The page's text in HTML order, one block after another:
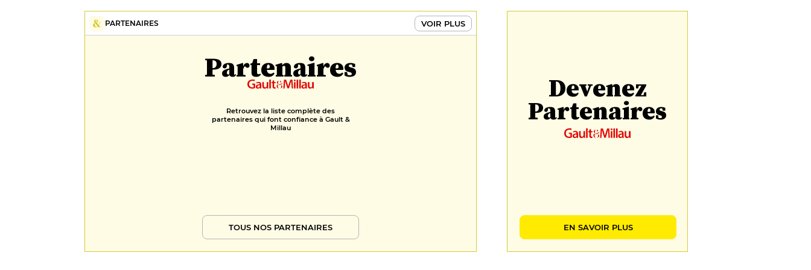
PARTENAIRES VOIR PLUS
Partenaires
Retrouvez la liste complète des
partenaires qui font confiance à Gault &
Millau
TOUS NOS PARTENAIRES
Devenez
Partenaires
EN SAVOIR PLUS